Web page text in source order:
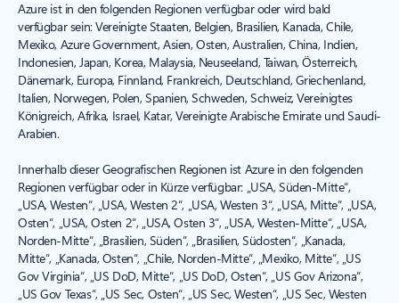
Azure ist in den folgenden Regionen verfügbar oder wird bald
verfügbar sein: Vereinigte Staaten, Belgien, Brasilien, Kanada, Chile,
Mexiko, Azure Government, Asien, Osten, Australien, China, Indien,
Indonesien, Japan, Korea, Malaysia, Neuseeland, Taiwan, Österreich,
Dänemark, Europa, Finnland, Frankreich, Deutschland, Griechenland,
Italien, Norwegen, Polen, Spanien, Schweden, Schweiz, Vereinigtes
Königreich, Afrika, Israel, Katar, Vereinigte Arabische Emirate und Saudi-
Arabien.
Innerhalb dieser Geografischen Regionen ist Azure in den folgenden
Regionen verfügbar oder in Kürze verfügbar: „USA, Süden-Mitte“,
„USA, Westen“, „USA, Westen 2“, „USA, Westen 3“, „USA, Mitte“, „USA,
Osten“, „USA, Osten 2“, „USA, Osten 3“, „USA, Westen-Mitte“, „USA,
Norden-Mitte“, „Brasilien, Süden“, „Brasilien, Südosten“, „Kanada,
Mitte“, „Kanada, Osten“, „Chile, Norden-Mitte“, „Mexiko, Mitte“, „US
Gov Virginia“, „US DoD, Mitte“, „US DoD, Osten“, „US Gov Arizona“,
„US Gov Texas“, „US Sec, Osten“, „US Sec, Westen“, „US Sec, Westen